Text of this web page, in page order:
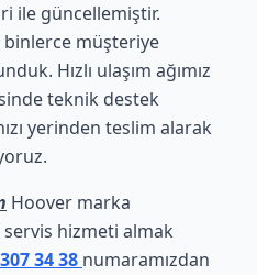
ile güncellemiştir.
binlerce müşteriye
Hızlı ulaşım ağımız
teknik destek
yerinden teslim alarak
Hoover marka
servis hizmeti almak
34 38 numaramızdan